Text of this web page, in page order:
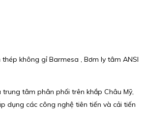
không gỉ Barmesa , Bơm ly tâm ANSI
tâm phân phối trên khắp Châu Mỹ,
dụng các công nghệ tiên tiến và cải tiến